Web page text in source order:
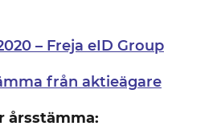
– Freja eID Group
från aktieägare
årsstämma: